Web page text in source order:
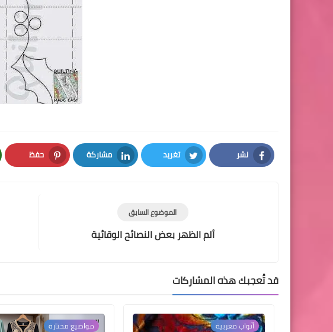
نشر
Facebook
تغريد
Twitter
مشاركة
LinkedIn
حفظ
Pinterest
الموضوع السابق
ألم الظهر بعض النصائح الوقائية
قد تُعجبك هذه المشاركات
أثواب مغربية مواضيع مختارة